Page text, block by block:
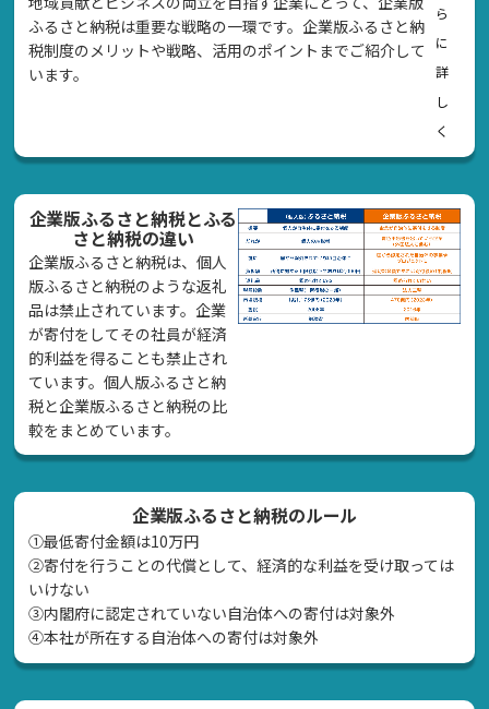
ふるさと納税は重要な戦略の一環です。企業版ふるさと納
税制度のメリットや戦略、活用のポイントまでご紹介して
います。
ら
に
詳
し
く
企業版ふるさと納税とふる
さと納税の違い
企業版ふるさと納税は、個人
版ふるさと納税のような返礼
品は禁止されています。企業
が寄付をしてその社員が経済
的利益を得ることも禁止され
ています。個人版ふるさと納
税と企業版ふるさと納税の比
較をまとめています。
企業版ふるさと納税のルール
①最低寄付金額は10万円
②寄付を行うことの代償として、経済的な利益を受け取っては
いけない
➂内閣府に認定されていない自治体への寄付は対象外
④本社が所在する自治体への寄付は対象外